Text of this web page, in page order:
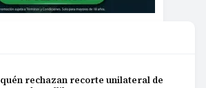
rechazan recorte unilateral de